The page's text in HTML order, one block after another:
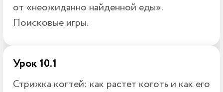
от «неожиданно найденной еды».
Поисковые игры.
Урок 10.1
Стрижка когтей: как растет коготь и как его